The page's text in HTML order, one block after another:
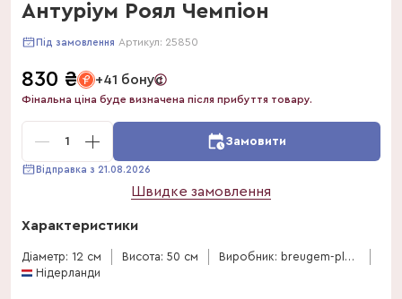
Антуріум Роял Чемпіон
Під замовлення Артикул: 25850
830 ₴ +41 бонус
Фінальна ціна буде визначена після прибуття товару.
1 Замовити
Відправка з 21.08.2026
Швидке замовлення
Характеристики
Діаметр: 12 см Висота: 50 см
Виробник: breugem-plants-bv
Нідерланди